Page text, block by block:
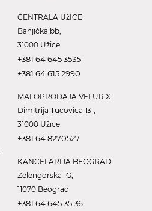
CENTRALA UžICE
Banjička bb,
31000 Užice
+381 64 645 3535
+381 64 615 2990
MALOPRODAJA VELUR X
Dimitrija Tucovica 131,
31000 Užice
+381 64 8270527
KANCELARIJA BEOGRAD
Zelengorska 1G,
11070 Beograd
+381 64 645 35 36